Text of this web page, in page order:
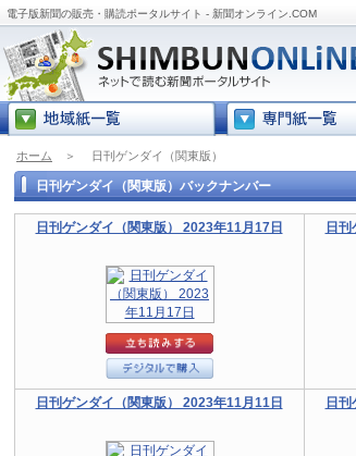
電子版新聞の販売・購読ポータルサイト - 新聞オンライン.COM
ホーム ＞ 日刊ゲンダイ（関東版）
日刊ゲンダイ（関東版）バックナンバー
日刊ゲンダイ（関東版） 2023年11月17日 日
日刊ゲンダイ（関東版） 2023年11月11日 日